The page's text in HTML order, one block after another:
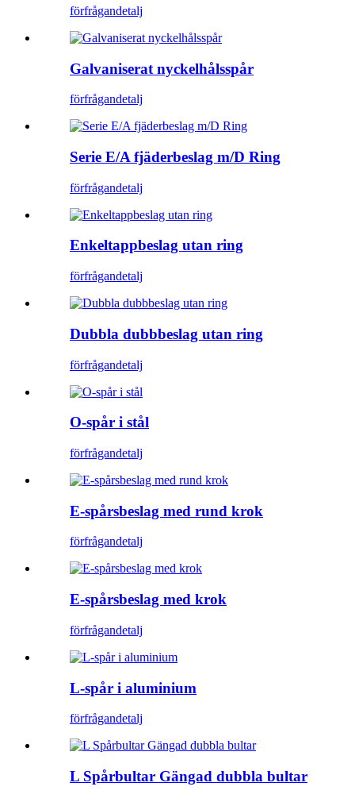
förfrågandetalj
Galvaniserat nyckelhålsspår
förfrågandetalj
Serie E/A fjäderbeslag m/D Ring
förfrågandetalj
Enkeltappbeslag utan ring
förfrågandetalj
Dubbla dubbbeslag utan ring
förfrågandetalj
O-spår i stål
förfrågandetalj
E-spårsbeslag med rund krok
förfrågandetalj
E-spårsbeslag med krok
förfrågandetalj
L-spår i aluminium
förfrågandetalj
L Spårbultar Gängad dubbla bultar